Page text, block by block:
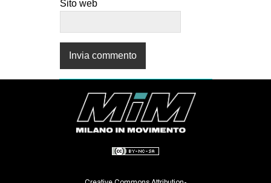
Sito web